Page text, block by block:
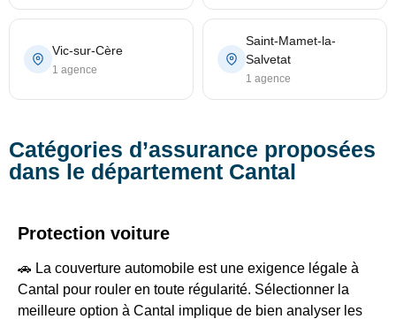
Vic-sur-Cère
1 agence
Saint-Mamet-la-
Salvetat
1 agence
Catégories d’assurance proposées
dans le département Cantal
Protection voiture
🚗 La couverture automobile est une exigence légale à
Cantal pour rouler en toute régularité. Sélectionner la
meilleure option à Cantal implique de bien analyser les